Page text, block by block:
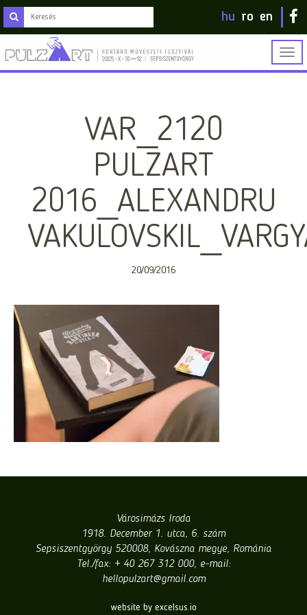
hu ro en
VAR_2120
PULZART
2016_ALEXANDRU
20/09/2016
Városimázs Iroda
1918. December 1. utca, 6. szám
Sepsiszentgyörgy 520008, Kovászna megye, Románia
Tel./fax: + 40 267 312 000, e-mail:
hellopulzart@gmail.com
website by excelsus.io